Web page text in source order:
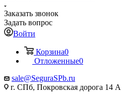
Заказать звонок
Задать вопрос
Войти
Корзина0
Отложенные0
sale@SeguraSPb.ru
г. СПб, Покровская дорога 14 А